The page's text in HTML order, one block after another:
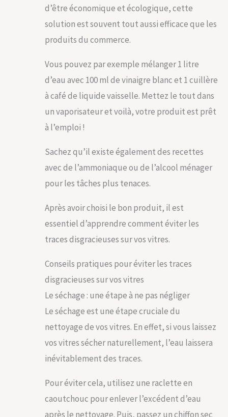
d’être économique et écologique, cette
solution est souvent tout aussi efficace que les
produits du commerce.
Vous pouvez par exemple mélanger 1 litre
d’eau avec 100 ml de vinaigre blanc et 1 cuillère
à café de liquide vaisselle. Mettez le tout dans
un vaporisateur et voilà, votre produit est prêt
à l’emploi !
Sachez qu’il existe également des recettes
avec de l’ammoniaque ou de l’alcool ménager
pour les tâches plus tenaces.
Après avoir choisi le bon produit, il est
essentiel d’apprendre comment éviter les
traces disgracieuses sur vos vitres.
Conseils pratiques pour éviter les traces
disgracieuses sur vos vitres
Le séchage : une étape à ne pas négliger
Le séchage est une étape cruciale du
nettoyage de vos vitres. En effet, si vous laissez
vos vitres sécher naturellement, l’eau laissera
inévitablement des traces.
Pour éviter cela, utilisez une raclette en
caoutchouc pour enlever l’excédent d’eau
après le nettoyage. Puis, passez un chiffon sec